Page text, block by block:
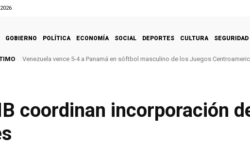
GOBIERNO POLÍTICA ECONOMÍA SOCIAL DEPORTES CULTURA SEGURIDAD
Venezuela vence 5-4 a Panamá en sóftbol masculino de los Juegos
coordinan incorporación